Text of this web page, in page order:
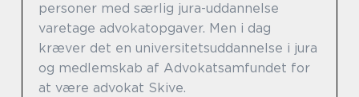
personer med særlig jura-uddannelse
varetage advokatopgaver. Men i dag
kræver det en universitetsuddannelse i jura
og medlemskab af Advokatsamfundet for
at være advokat Skive.